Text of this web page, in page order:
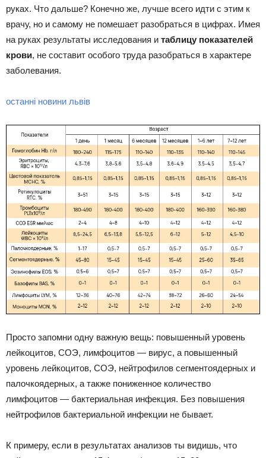
руках. Что дальше? Конечно же, лучше всего идти с этим к
врачу, но и самому не помешает разобраться в цифрах. Имея
на руках результаты исследования и таблицу показателей
крови, не составит особого труда разобраться в характере
заболевания.
останні новини львів
Просто запомни одну важную вещь: повышенный уровень
лейкоцитов, СОЭ, лимфоцитов — вирус, а повышенный
уровень лейкоцитов, СОЭ, нейтрофилов сегментоядерных и
палочкоядерных, а также пониженное количество
лимфоцитов — бактериальная инфекция. Без повышения
нейтрофилов бактериальной инфекции не бывает.
К примеру, если в результатах анализов ты видишь, что